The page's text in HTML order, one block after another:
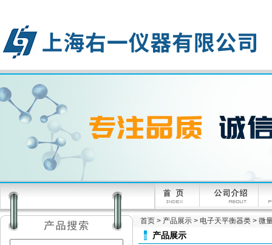
首页 > 产品展示 > 电子天平衡器类 > 微
产品展示